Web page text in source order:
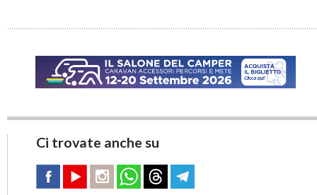
Ci trovate anche su